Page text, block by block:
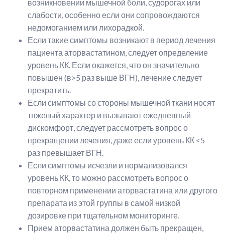
возникновении мышечной боли, судорогах или
слабости, особенно если они сопровождаются
недомоганием или лихорадкой.
Если такие симптомы возникают в период лечения
пациента аторвастатином, следует определение
уровень КК. Если окажется, что он значительно
повышен (в>5 раз выше ВГН), лечение следует
прекратить.
Если симптомы со стороны мышечной ткани носят
тяжелый характер и вызывают ежедневный
дискомфорт, следует рассмотреть вопрос о
прекращении лечения, даже если уровень КК <5
раз превышает ВГН.
Если симптомы исчезли и нормализовался
уровень КК, то можно рассмотреть вопрос о
повторном применении аторвастатина или другого
препарата из этой группы в самой низкой
дозировке при тщательном мониторинге.
Прием аторвастатина должен быть прекращен,